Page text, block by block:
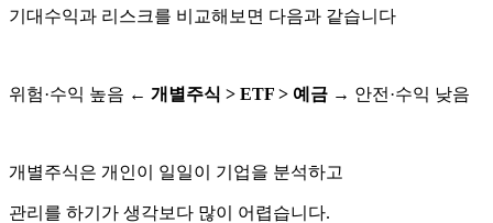
기대수익과 리스크를 비교해보면 다음과 같습니다
위험·수익 높음 ← 개별주식 > ETF > 예금 → 안전·수익 낮음
개별주식은 개인이 일일이 기업을 분석하고
관리를 하기가 생각보다 많이 어렵습니다.